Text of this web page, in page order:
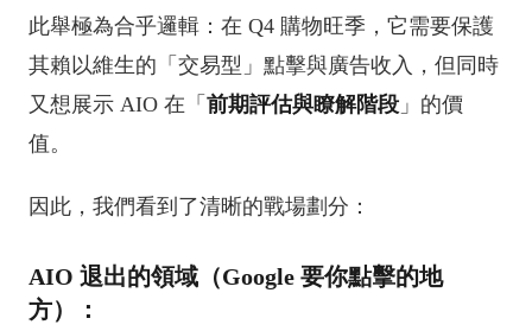
此舉極為合乎邏輯：在 Q4 購物旺季，它需要保護
其賴以維生的「交易型」點擊與廣告收入，但同時
又想展示 AIO 在「 前期評估與瞭解階段 」的價
值。
因此，我們看到了清晰的戰場劃分：
AIO 退出的領域（Google 要你點擊的地
方）：